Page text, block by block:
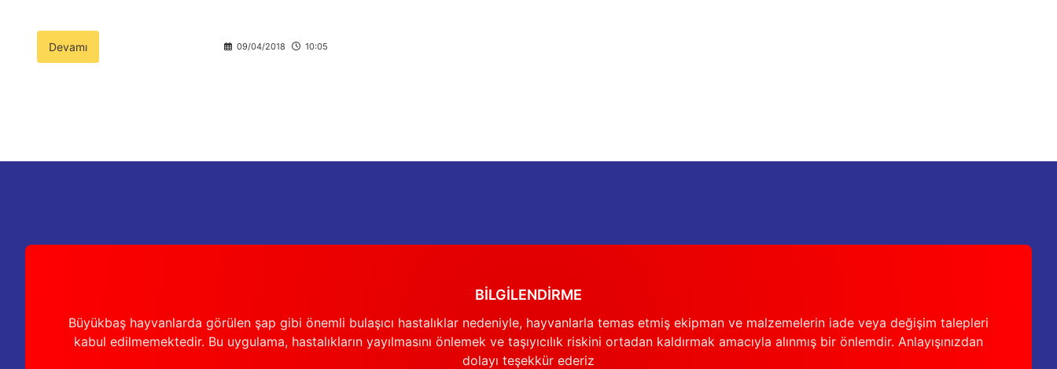
Devamı 09/04/2018 10:05
BİLGİLENDİRME
Büyükbaş hayvanlarda görülen şap gibi önemli bulaşıcı hastalıklar nedeniyle, hayvanlarla temas etmiş ekipman ve malzemelerin iade veya değişim talepleri
kabul edilmemektedir. Bu uygulama, hastalıkların yayılmasını önlemek ve taşıyıcılık riskini ortadan kaldırmak amacıyla alınmış bir önlemdir. Anlayışınızdan
dolayı teşekkür ederiz